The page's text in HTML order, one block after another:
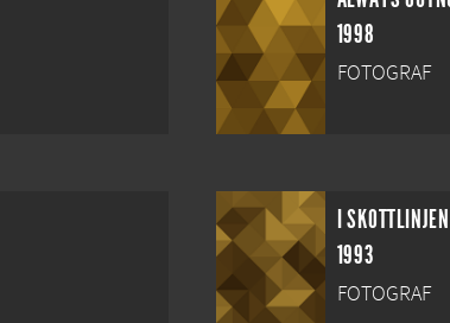
1998
FOTOGRAF
I SKOTTLINJEN
1993
FOTOGRAF